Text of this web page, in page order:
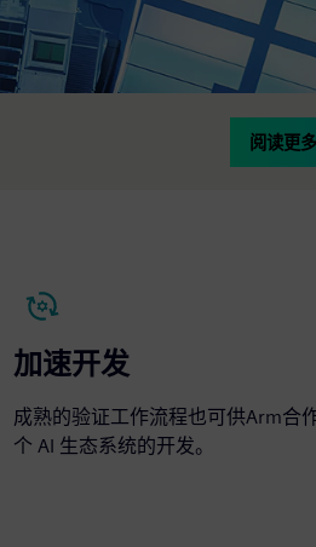
阅读更
加速开发
成熟的验证工作流程也可供Arm合
个 AI 生态系统的开发。